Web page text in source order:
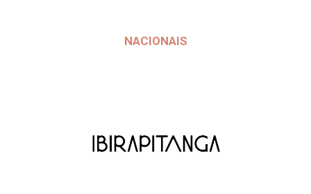
NACIONAIS